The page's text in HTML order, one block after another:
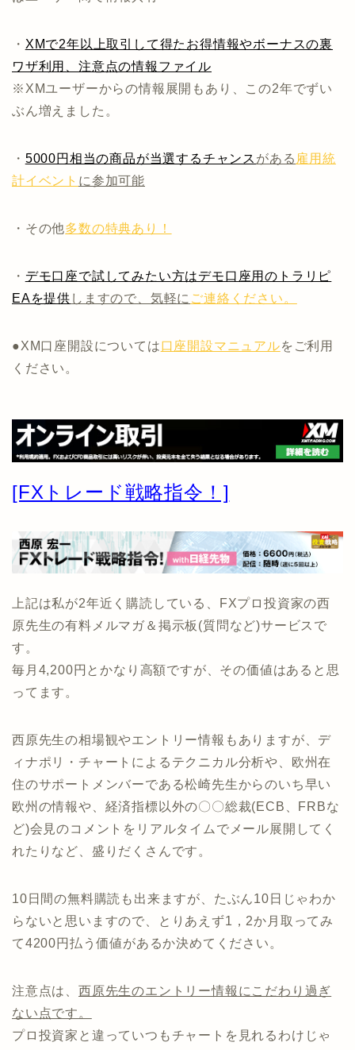
・ XMで2年以上取引して得たお得情報やボーナスの裏
ワザ利用、注意点の情報ファイル
※XMユーザーからの情報展開もあり、この2年でずい
ぶん増えました。
・ 5000円相当の商品が当選するチャンス がある 雇用統
計イベント に参加可能
・その他多数の特典あり！
・ デモ口座で試してみたい方はデモ口座用のトラリピ
EAを提供 しますので、気軽に ご連絡ください。
●XM口座開設については口座開設マニュアルをご利用
ください。
[FXトレード戦略指令！]
上記は私が2年近く購読している、FXプロ投資家の西
原先生の有料メルマガ＆掲示板(質問など)サービスで
す。
毎月4,200円とかなり高額ですが、その価値はあると思
ってます。
西原先生の相場観やエントリー情報もありますが、デ
ィナポリ・チャートによるテクニカル分析や、欧州在
住のサポートメンバーである松崎先生からのいち早い
欧州の情報や、経済指標以外の〇〇総裁(ECB、FRBな
ど)会見のコメントをリアルタイムでメール展開してく
れたりなど、盛りだくさんです。
10日間の無料購読も出来ますが、たぶん10日じゃわか
らないと思いますので、とりあえず1，2か月取ってみ
て4200円払う価値があるか決めてください。
注意点は、 西原先生のエントリー情報にこだわり過ぎ
ない点です。
プロ投資家と違っていつもチャートを見れるわけじゃ